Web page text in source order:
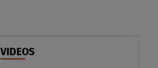
κούραση του χειμώνα»
VIDEOS